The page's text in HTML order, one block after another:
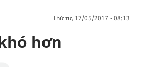
thứ tư, 17/05/2017 - 08:13
hơn